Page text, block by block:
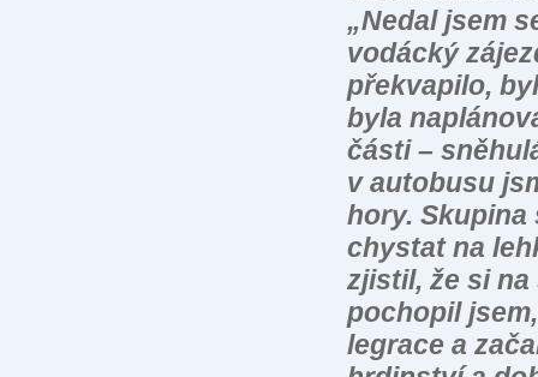
„Nedal jsem
vodácký
překvapilo,
byla
části –
v autobusu
hory. Skupina
chystat na
zjistil, že si na
pochopil
legrace a